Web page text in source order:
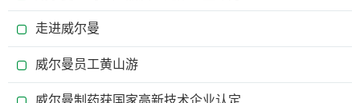
走进威尔曼
威尔曼员工黄山游
威尔曼制药获国家高新技术企业认定